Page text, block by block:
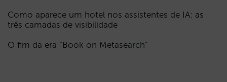
Como aparece um hotel nos assistentes de IA: as
três camadas de visibilidade
O fim da era “Book on Metasearch”